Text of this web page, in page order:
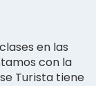
en las
con la
Turista tiene